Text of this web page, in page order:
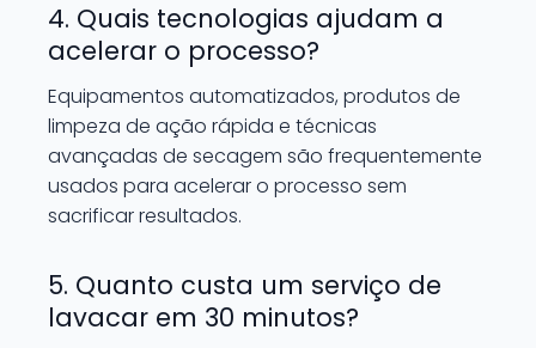
4. Quais tecnologias ajudam a
acelerar o processo?
Equipamentos automatizados, produtos de
limpeza de ação rápida e técnicas
avançadas de secagem são frequentemente
usados para acelerar o processo sem
sacrificar resultados.
5. Quanto custa um serviço de
lavacar em 30 minutos?